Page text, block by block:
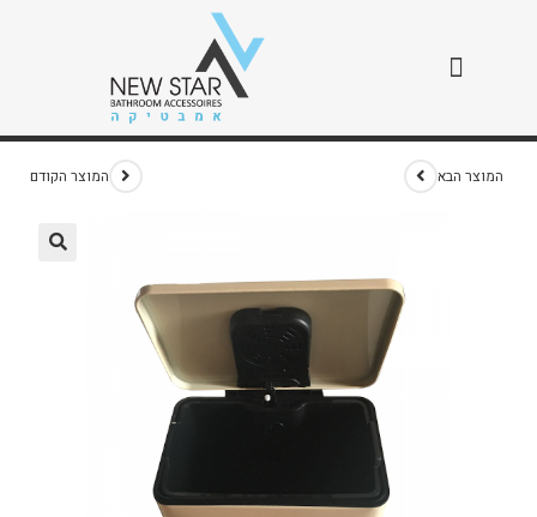
פח ג'אווה 20 ליטר שמנת
המוצר הקודם המוצר הבא